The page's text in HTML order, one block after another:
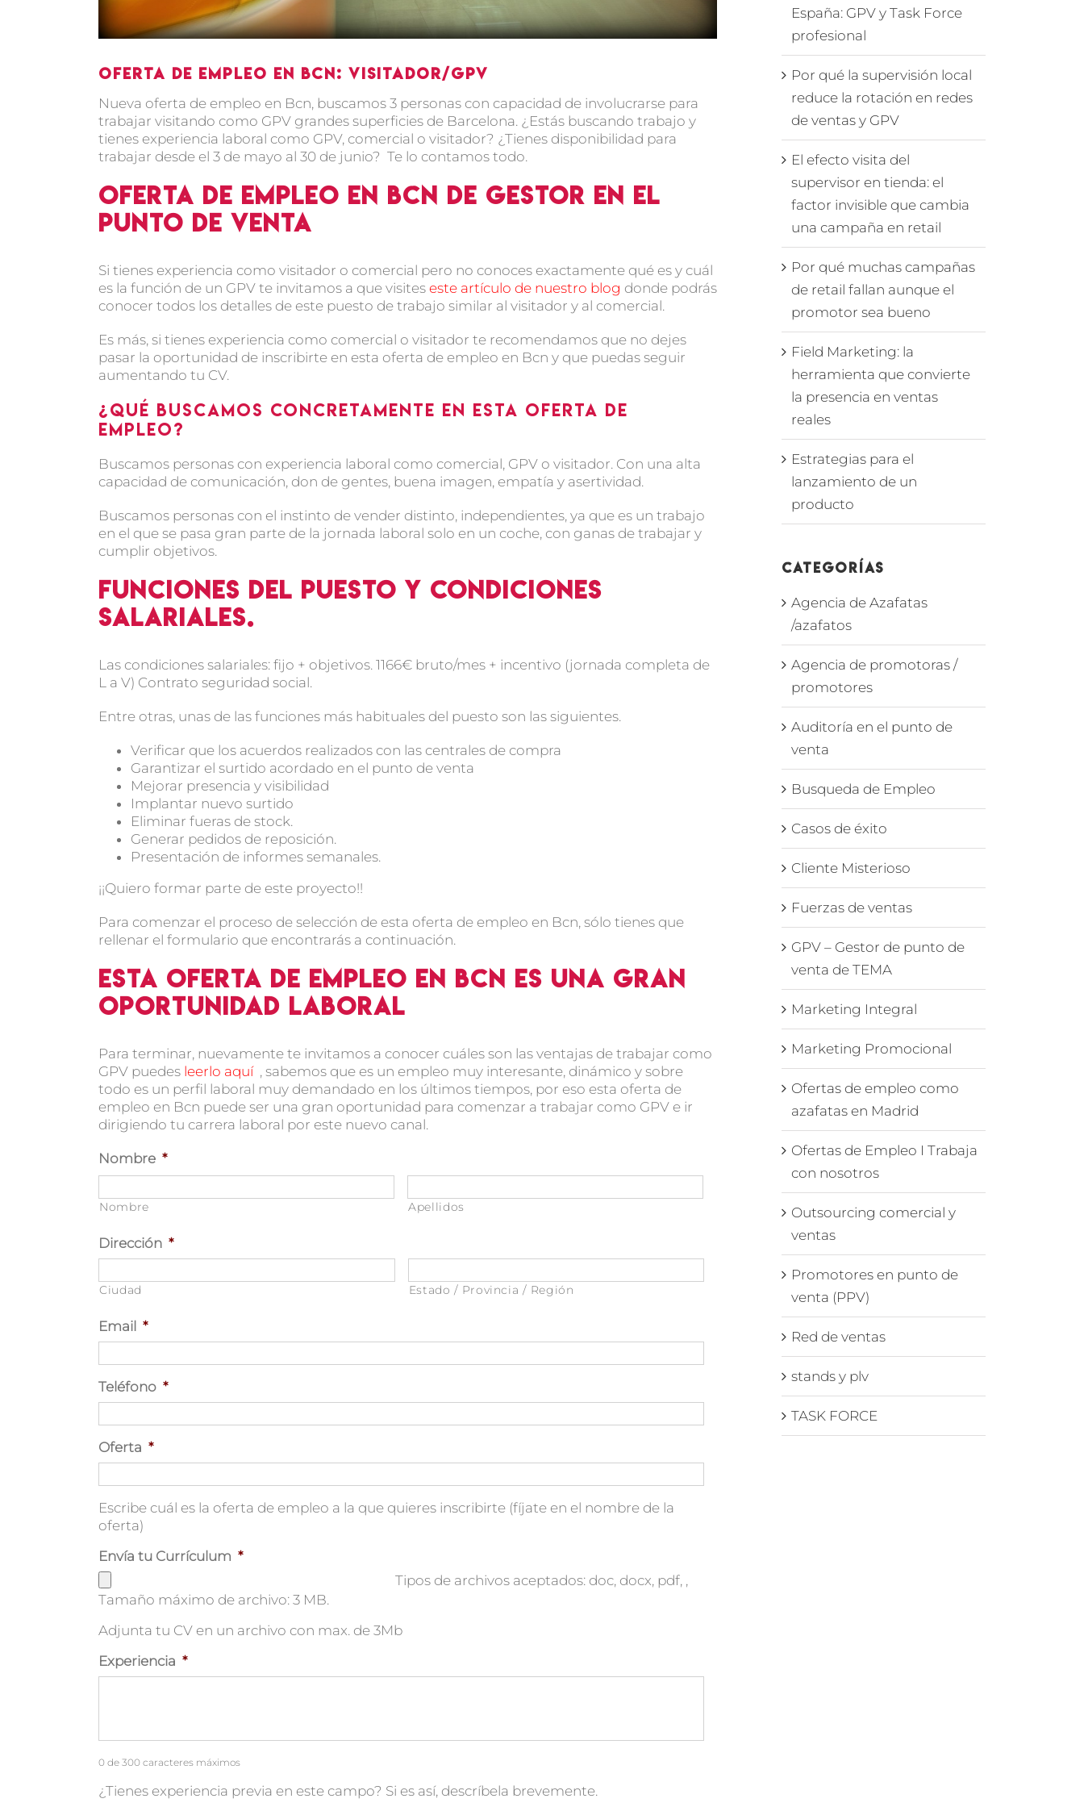
Oferta de empleo en Bcn: Visitador/GPV
Nueva oferta de empleo en Bcn, buscamos 3 personas con capacidad de involucrarse para
trabajar visitando como GPV grandes superficies de Barcelona. ¿Estás buscando trabajo y
tienes experiencia laboral como GPV, comercial o visitador? ¿Tienes disponibilidad para
trabajar desde el 3 de mayo al 30 de junio? Te lo contamos todo.
Oferta de empleo en Bcn de Gestor en el
punto de venta
Si tienes experiencia como visitador o comercial pero no conoces exactamente qué es y cuál
es la función de un GPV te invitamos a que visites este artículo de nuestro blog donde podrás
conocer todos los detalles de este puesto de trabajo similar al visitador y al comercial.
Es más, si tienes experiencia como comercial o visitador te recomendamos que no dejes
pasar la oportunidad de inscribirte en esta oferta de empleo en Bcn y que puedas seguir
aumentando tu CV.
¿Qué buscamos concretamente en esta oferta de
empleo?
Buscamos personas con experiencia laboral como comercial, GPV o visitador. Con una alta
capacidad de comunicación, don de gentes, buena imagen, empatía y asertividad.
Buscamos personas con el instinto de vender distinto, independientes, ya que es un trabajo
en el que se pasa gran parte de la jornada laboral solo en un coche, con ganas de trabajar y
cumplir objetivos.
Funciones del puesto y condiciones
salariales.
Las condiciones salariales: fijo + objetivos. 1166€ bruto/mes + incentivo (jornada completa de
L a V) Contrato seguridad social.
Entre otras, unas de las funciones más habituales del puesto son las siguientes.
Verificar que los acuerdos realizados con las centrales de compra
Garantizar el surtido acordado en el punto de venta
Mejorar presencia y visibilidad
Implantar nuevo surtido
Eliminar fueras de stock.
Generar pedidos de reposición.
Presentación de informes semanales.
¡¡Quiero formar parte de este proyecto!!
Para comenzar el proceso de selección de esta oferta de empleo en Bcn, sólo tienes que
rellenar el formulario que encontrarás a continuación.
Esta oferta de empleo en Bcn es una gran
oportunidad laboral
Para terminar, nuevamente te invitamos a conocer cuáles son las ventajas de trabajar como
GPV puedes leerlo aquí, sabemos que es un empleo muy interesante, dinámico y sobre
todo es un perfil laboral muy demandado en los últimos tiempos, por eso esta oferta de
empleo en Bcn puede ser una gran oportunidad para comenzar a trabajar como GPV e ir
dirigiendo tu carrera laboral por este nuevo canal.
Nombre *
Nombre Apellidos
Dirección *
Ciudad Estado / Provincia / Región
Email *
Teléfono *
Oferta *
Escribe cuál es la oferta de empleo a la que quieres inscribirte (fíjate en el nombre de la
oferta)
Envía tu Currículum *
Tipos de archivos aceptados: doc, docx, pdf, ,
Tamaño máximo de archivo: 3 MB.
Adjunta tu CV en un archivo con max. de 3Mb
Experiencia *
0 de 300 caracteres máximos
¿Tienes experiencia previa en este campo? Si es así, descríbela brevemente.
España: GPV y Task Force
profesional
Por qué la supervisión local
reduce la rotación en redes
de ventas y GPV
El efecto visita del
supervisor en tienda: el
factor invisible que cambia
una campaña en retail
Por qué muchas campañas
de retail fallan aunque el
promotor sea bueno
Field Marketing: la
herramienta que convierte
la presencia en ventas
reales
Estrategias para el
lanzamiento de un
producto
Categorías
Agencia de Azafatas
/azafatos
Agencia de promotoras /
promotores
Auditoría en el punto de
venta
Busqueda de Empleo
Casos de éxito
Cliente Misterioso
Fuerzas de ventas
GPV – Gestor de punto de
venta de TEMA
Marketing Integral
Marketing Promocional
Ofertas de empleo como
azafatas en Madrid
Ofertas de Empleo I Trabaja
con nosotros
Outsourcing comercial y
ventas
Promotores en punto de
venta (PPV)
Red de ventas
stands y plv
TASK FORCE